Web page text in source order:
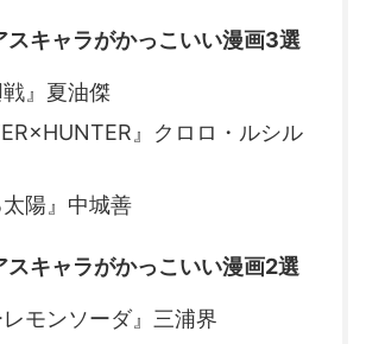
キャラがかっこいい漫画3選
戦』夏油傑
』クロロ・ルシル
太陽』中城善
キャラがかっこいい漫画2選
レモンソーダ』三浦界